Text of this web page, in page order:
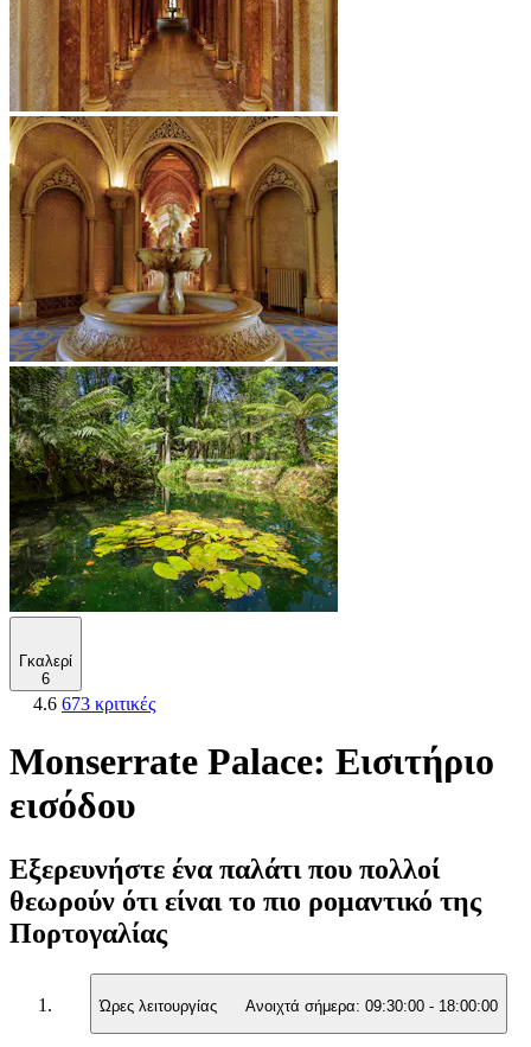
Γκαλερί
6
4.6 673 κριτικές
Monserrate Palace: Εισιτήριο
εισόδου
Εξερευνήστε ένα παλάτι που πολλοί
θεωρούν ότι είναι το πιο ρομαντικό της
Πορτογαλίας
Ώρες λειτουργίας Ανοιχτά σήμερα: 09:30:00 - 18:00:00